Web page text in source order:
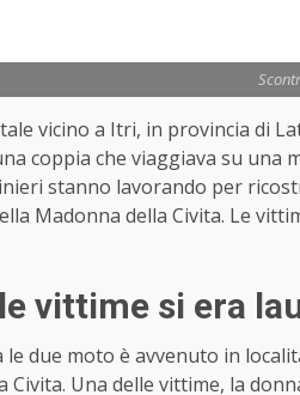
vicino a Itri, in provincia di
coppia che viaggiava su una
stanno lavorando per
Madonna della Civita. Le
vittime si era
due moto è avvenuto in
Civita. Una delle vittime, la